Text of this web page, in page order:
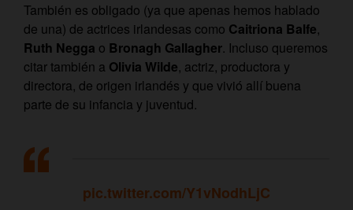
También es obligado (ya que apenas hemos hablado
de una) de actrices irlandesas como Caitriona Balfe,
Ruth Negga o Bronagh Gallagher. Incluso queremos
citar también a Olivia Wilde, actriz, productora y
directora, de origen irlandés y que vivió allí buena
parte de su infancia y juventud.
pic.twitter.com/Y1vNodhLjC